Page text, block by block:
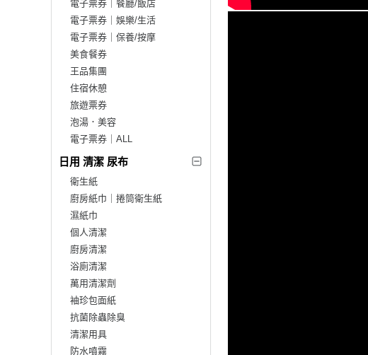
電子票券｜餐廳/飯店
電子票券｜娛樂/生活
電子票券｜保養/按摩
美食餐券
王品集團
住宿休憩
旅遊票券
泡湯．美容
電子票券｜ALL
日用 清潔 尿布
衛生紙
廚房紙巾｜捲筒衛生紙
濕紙巾
個人清潔
廚房清潔
浴廁清潔
萬用清潔劑
袖珍包面紙
抗菌除蟲除臭
清潔用具
防水噴霧